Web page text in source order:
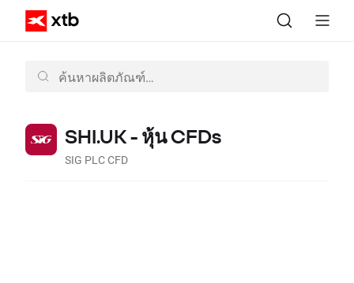
SHI.UK - หุ้น CFDs
SIG PLC CFD